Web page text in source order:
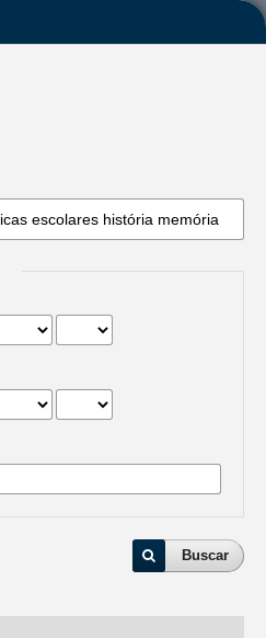
Buscar